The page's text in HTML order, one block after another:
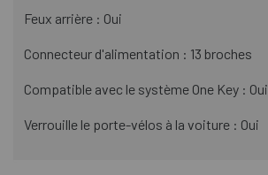
Feux arrière : Oui
Connecteur d'alimentation : 13 broches
Compatible avec le système One Key : Oui
Verrouille le porte-vélos à la voiture : Oui